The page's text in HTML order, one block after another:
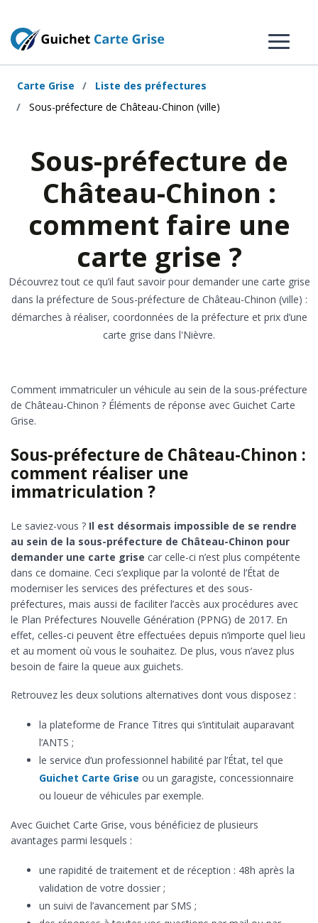
Carte Grise
Liste des préfectures
Sous-préfecture de Château-Chinon (ville)
Sous-préfecture de
Château-Chinon :
comment faire une
carte grise ?
Découvrez tout ce qu’il faut savoir pour demander une carte grise
dans la préfecture de Sous-préfecture de Château-Chinon (ville) :
démarches à réaliser, coordonnées de la préfecture et prix d’une
carte grise dans l'Nièvre.
Comment immatriculer un véhicule au sein de la sous-préfecture
de Château-Chinon ? Éléments de réponse avec Guichet Carte
Grise.
Sous-préfecture de Château-Chinon :
comment réaliser une
immatriculation ?
Le saviez-vous ? Il est désormais impossible de se rendre
au sein de la sous-préfecture de Château-Chinon pour
demander une carte grise car celle-ci n’est plus compétente
dans ce domaine. Ceci s’explique par la volonté de l’État de
moderniser les services des préfectures et des sous-
préfectures, mais aussi de faciliter l’accès aux procédures avec
le Plan Préfectures Nouvelle Génération (PPNG) de 2017. En
effet, celles-ci peuvent être effectuées depuis n’importe quel lieu
et au moment où vous le souhaitez. De plus, vous n’avez plus
besoin de faire la queue aux guichets.
Retrouvez les deux solutions alternatives dont vous disposez :
la plateforme de France Titres qui s’intitulait auparavant
l’ANTS ;
le service d’un professionnel habilité par l’État, tel que
Guichet Carte Grise ou un garagiste, concessionnaire
ou loueur de véhicules par exemple.
Avec Guichet Carte Grise, vous bénéficiez de plusieurs
avantages parmi lesquels :
une rapidité de traitement et de réception : 48h après la
validation de votre dossier ;
un suivi de l’avancement par SMS ;